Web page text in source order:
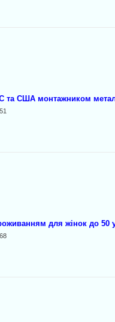
та США монтажником
для жінок до 50